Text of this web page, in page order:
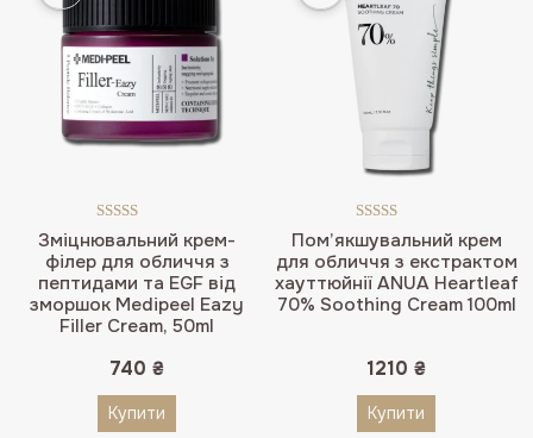
Зміцнювальний крем-
філер для обличчя з
пептидами та EGF від
зморшок Medipeel Eazy
Filler Cream, 50ml
Оцінено в
5.00 з 5
740 ₴
Купити
Пом’якшувальний крем
для обличчя з екстрактом
хауттюйнії ANUA Heartleaf
70% Soothing Cream 100ml
Оцінено в
5.00з 5
1210 ₴
Купити